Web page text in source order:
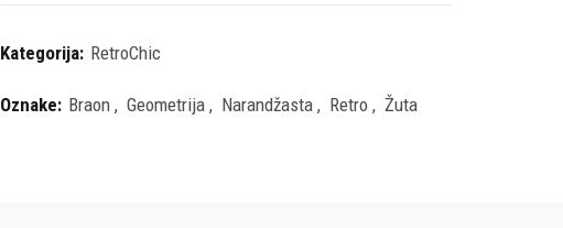
Kategorija: RetroChic
Oznake: Braon , Geometrija , Narandžasta , Retro , Žuta